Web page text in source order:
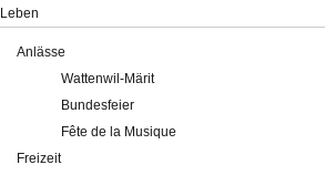
Leben
Anlässe
Wattenwil-Märit
Bundesfeier
Fête de la Musique
Freizeit